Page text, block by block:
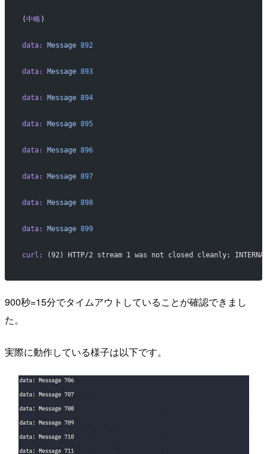
(中略)
data: Message 892
data: Message 893
data: Message 894
data: Message 895
data: Message 896
data: Message 897
data: Message 898
data: Message 899
curl: (92) HTTP/2 stream 1 was not closed cleanly:
900秒=15分でタイムアウトしていることが確認できまし
た。
実際に動作している様子は以下です。